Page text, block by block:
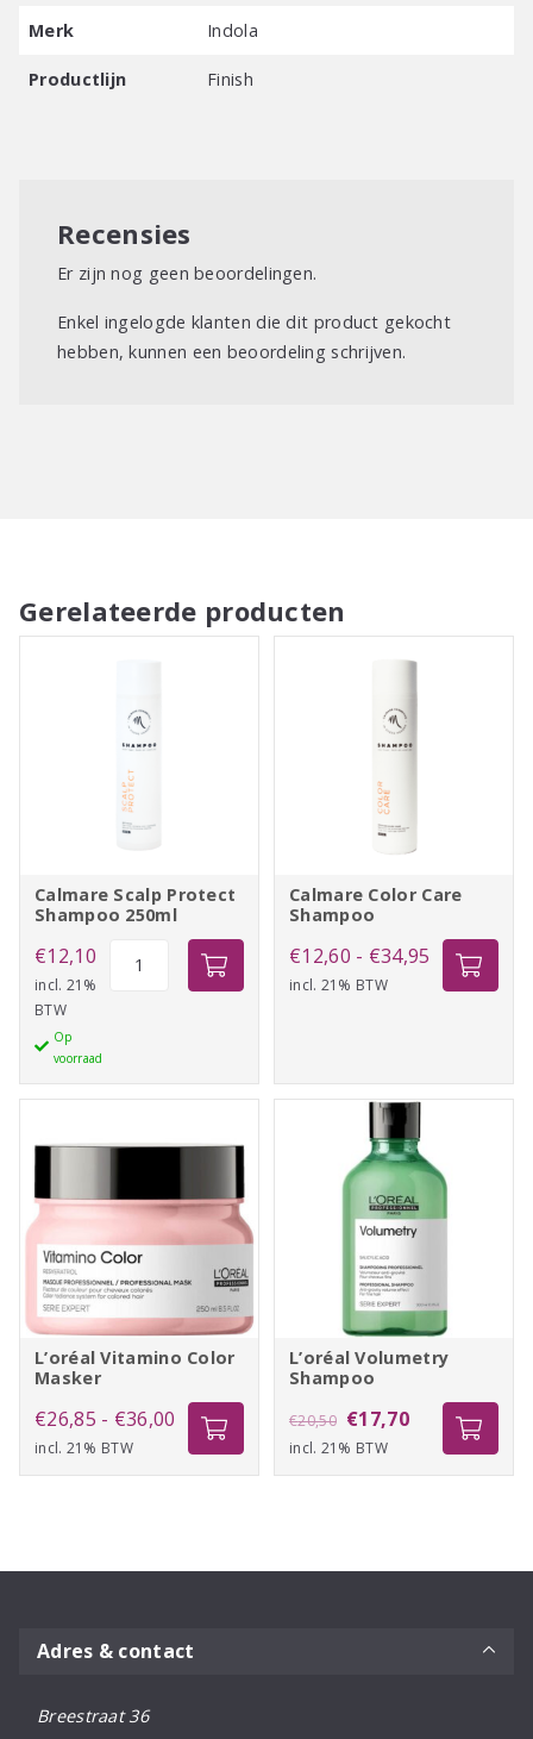
Merk Indola
Productlijn Finish
Recensies
Er zijn nog geen beoordelingen.
Enkel ingelogde klanten die dit product gekocht
hebben, kunnen een beoordeling schrijven.
Gerelateerde producten
Calmare Scalp Protect
Shampoo 250ml
€12,10
incl. 21%
BTW
Op
voorraad
aantal
Calmare Color Care
Shampoo
€12,60 - €34,95 Prijsklasse:
€12,60
incl. 21% BTW
L’oréal Vitamino Color
Masker
€26,85 - €36,00 Prijsklasse:
€26,85
tot
incl. 21% BTW
L’oréal Volumetry
Shampoo
€20,50 Oorspronkelijke
prijs
was:
€17,70Huidige
prijs
is:
incl. 21% BTW
Adres & contact
Breestraat 36